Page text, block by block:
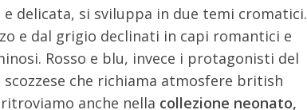
e delicata, si sviluppa in due temi cromatici.
e dal grigio declinati in capi romantici e
Rosso e blu, invece i protagonisti del
che richiama atmosfere british
anche nella collezione neonato,